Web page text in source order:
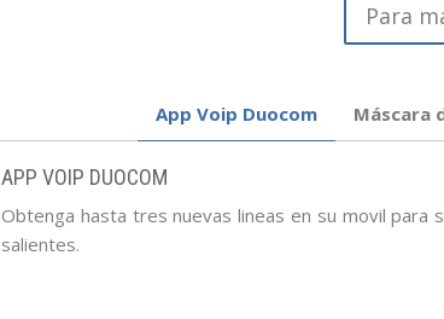
Para
el
VoIP
App Voip Duocom Máscara
APP VOIP DUOCOM
Obtenga hasta tres nuevas lineas en su movil para
salientes.